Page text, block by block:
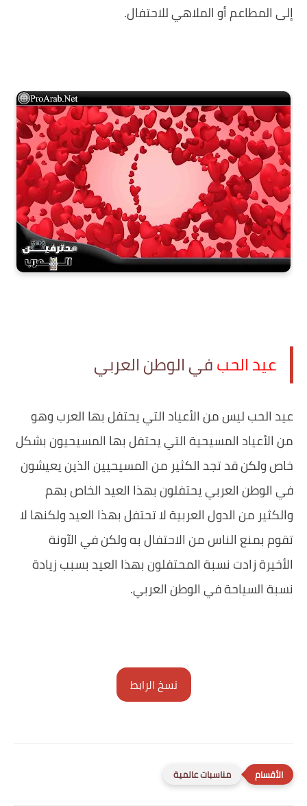
إلى المطاعم أو الملاهي للاحتفال.
عيد الحبفي الوطن العربي
عيد الحب ليس من الأعياد التي يحتفل بها العرب وهو
من الأعياد المسيحية التي يحتفل بها المسيحيون بشكل
خاص ولكن قد تجد الكثير من المسيحيين الذين يعيشون
في الوطن العربي يحتفلون بهذا العيد الخاص بهم
والكثير من الدول العربية لا تحتفل بهذا العيد ولكنها لا
تقوم بمنع الناس من الاحتفال به ولكن في الآونة
الأخيرة زادت نسبة المحتفلون بهذا العيد بسبب زيادة
نسبة السياحة في الوطن العربي.
نسخ الرابط
مناسبات عالمية